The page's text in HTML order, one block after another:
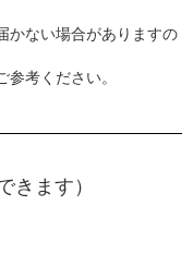
かない場合がありますの
参考ください。
きます）